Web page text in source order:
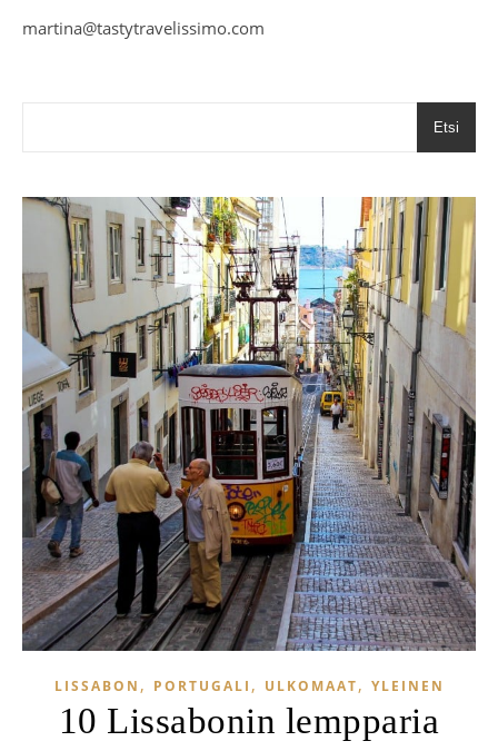
martina@tastytravelissimo.com
Etsi
LISSABON , PORTUGALI , ULKOMAAT, YLEINEN
10 Lissabonin lempparia